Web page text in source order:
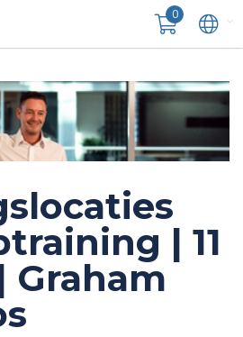
0
| 11
Graham